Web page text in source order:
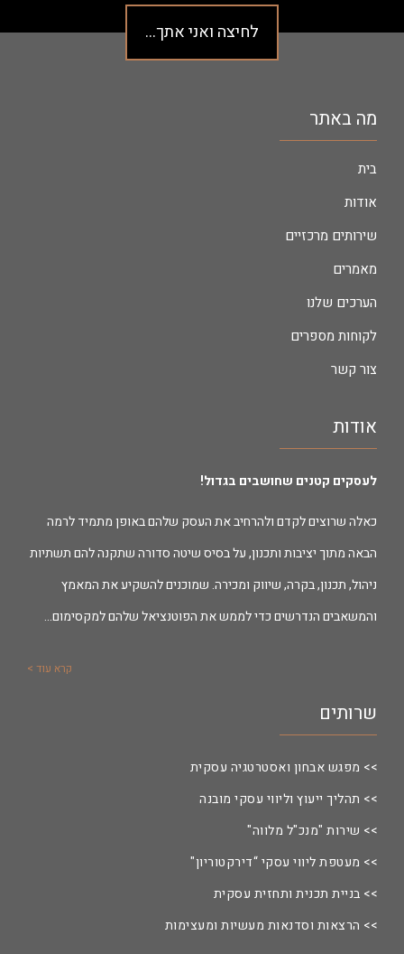
לחיצה ואני אתך...
מה באתר
בית
אודות
שירותים מרכזיים
מאמרים
הערכים שלנו
לקוחות מספרים
צור קשר
אודות
לעסקים קטנים שחושבים בגדול!
כאלה שרוצים לקדם ולהרחיב את העסק שלהם באופן מתמיד לרמה
הבאה מתוך יציבות ותכנון, על בסיס שיטה סדורה שתקנה להם תשתיות
ניהול, תכנון, בקרה, שיווק ומכירה. שמוכנים להשקיע את המאמץ
והמשאבים הנדרשים כדי לממש את הפוטנציאל שלהם למקסימום…
קרא עוד >
שרותים
>> מפגש אבחון ואסטרטגיה עסקית
>> תהליך ייעוץ וליווי עסקי מובנה
>> שירות "מנכ"ל מלווה"
>> מעטפת ליווי עסקי “דירקטוריון"
>> בניית תכנית ותחזית עסקית
>> הרצאות וסדנאות מעשיות ומעצימות